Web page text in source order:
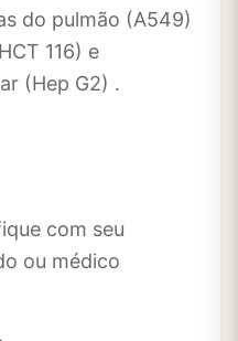
do pulmão (A549)
116) e
(Hep G2) .
com seu
ou médico